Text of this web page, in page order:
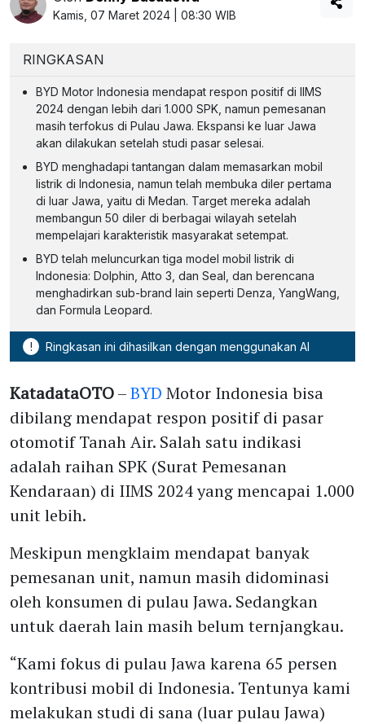
Kamis, 07 Maret 2024 | 08:30 WIB
RINGKASAN
BYD Motor Indonesia mendapat respon positif di IIMS
2024 dengan lebih dari 1.000 SPK, namun pemesanan
masih terfokus di Pulau Jawa. Ekspansi ke luar Jawa
akan dilakukan setelah studi pasar selesai.
BYD menghadapi tantangan dalam memasarkan mobil
listrik di Indonesia, namun telah membuka diler pertama
di luar Jawa, yaitu di Medan. Target mereka adalah
membangun 50 diler di berbagai wilayah setelah
mempelajari karakteristik masyarakat setempat.
BYD telah meluncurkan tiga model mobil listrik di
Indonesia: Dolphin, Atto 3, dan Seal, dan berencana
menghadirkan sub-brand lain seperti Denza, YangWang,
dan Formula Leopard.
! Ringkasan ini dihasilkan dengan menggunakan AI
KatadataOTO–BYD Motor Indonesia bisa
dibilang mendapat respon positif di pasar
otomotif Tanah Air. Salah satu indikasi
adalah raihan SPK (Surat Pemesanan
Kendaraan) di IIMS 2024 yang mencapai 1.000
unit lebih.
Meskipun mengklaim mendapat banyak
pemesanan unit, namun masih didominasi
oleh konsumen di pulau Jawa. Sedangkan
untuk daerah lain masih belum ternjangkau.
“Kami fokus di pulau Jawa karena 65 persen
kontribusi mobil di Indonesia. Tentunya kami
melakukan studi di sana (luar pulau Jawa)